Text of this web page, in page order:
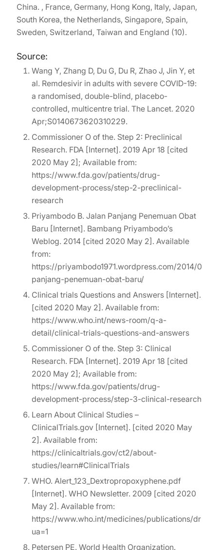
China. , France, Germany, Hong Kong, Italy, Japan,
South Korea, the Netherlands, Singapore, Spain,
Sweden, Switzerland, Taiwan and England (10).
Source:
Wang Y, Zhang D, Du G, Du R, Zhao J, Jin Y, et
al. Remdesivir in adults with severe COVID-19:
a randomised, double-blind, placebo-
controlled, multicentre trial. The Lancet. 2020
Apr;S0140673620310229.
Commissioner O of the. Step 2: Preclinical
Research. FDA [Internet]. 2019 Apr 18 [cited
2020 May 2]; Available from:
https://www.fda.gov/patients/drug-
development-process/step-2-preclinical-
research
Priyambodo B. Jalan Panjang Penemuan Obat
Baru [Internet]. Bambang Priyambodo’s
Weblog. 2014 [cited 2020 May 2]. Available
from:
https://priyambodo1971.wordpress.com/2014/03/
panjang-penemuan-obat-baru/
Clinical trials Questions and Answers [Internet].
[cited 2020 May 2]. Available from:
https://www.who.int/news-room/q-a-
detail/clinical-trials-questions-and-answers
Commissioner O of the. Step 3: Clinical
Research. FDA [Internet]. 2019 Apr 18 [cited
2020 May 2]; Available from:
https://www.fda.gov/patients/drug-
development-process/step-3-clinical-research
Learn About Clinical Studies –
ClinicalTrials.gov [Internet]. [cited 2020 May
2]. Available from:
https://clinicaltrials.gov/ct2/about-
studies/learn#ClinicalTrials
WHO. Alert_123_Dextropropoxyphene.pdf
[Internet]. WHO Newsletter. 2009 [cited 2020
May 2]. Available from:
https://www.who.int/medicines/publications/
ua=1
Petersen PE. World Health Organization.